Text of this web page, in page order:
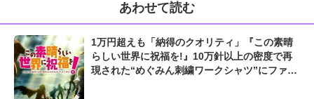
あわせて読む
1万円超えも「納得のクオリティ」『この素晴
らしい世界に祝福を!』10万針以上の密度で再
現された“めぐみん刺繍ワークシャツ”にファン